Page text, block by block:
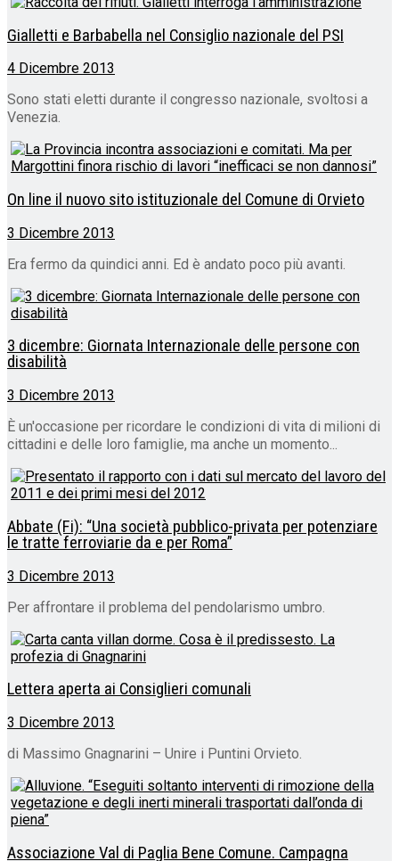
Gialletti e Barbabella nel Consiglio nazionale del PSI
4 Dicembre 2013
Sono stati eletti durante il congresso nazionale, svoltosi a
Venezia.
On line il nuovo sito istituzionale del Comune di Orvieto
3 Dicembre 2013
Era fermo da quindici anni. Ed è andato poco più avanti.
3 dicembre: Giornata Internazionale delle persone con
disabilità
3 Dicembre 2013
È un'occasione per ricordare le condizioni di vita di milioni di
cittadini e delle loro famiglie, ma anche un momento...
Abbate (Fi): “Una società pubblico-privata per potenziare
le tratte ferroviarie da e per Roma”
3 Dicembre 2013
Per affrontare il problema del pendolarismo umbro.
Lettera aperta ai Consiglieri comunali
3 Dicembre 2013
di Massimo Gnagnarini – Unire i Puntini Orvieto.
Associazione Val di Paglia Bene Comune. Campagna